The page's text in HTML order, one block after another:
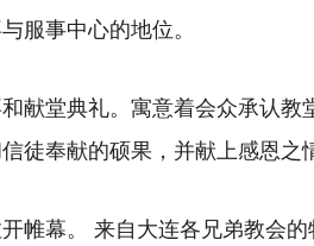
服事中心的地位。
献堂典礼。寓意着会众承认教
徒奉献的硕果，并献上感恩之
帷幕。 来自大连各兄弟教会